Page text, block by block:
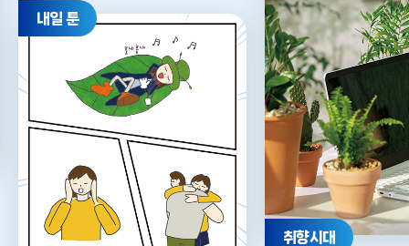
내일 툰
취향시대